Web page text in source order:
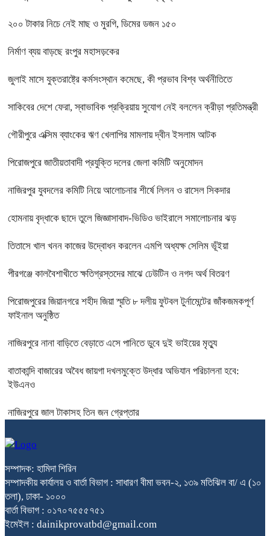
২০০ টাকার নিচে নেই মাছ ও মুরগি, ডিমের ডজন ১৫০
নির্মাণ ব্যয় বাড়ছে রংপুর মহাসড়কের
জুলাই মাসে যুক্তরাষ্ট্রে কর্মসংস্থান কমেছে, কী প্রভাব বিশ্ব অর্থনীতিতে
সাকিবের দেশে ফেরা, স্বাভাবিক প্রক্রিয়ায় সুযোগ নেই বললেন ক্রীড়া প্রতিমন্ত্রী
গৌরীপুরে এক্সিম ব্যাংকের ঋণ খেলাপির মামলায় দ্বীন ইসলাম আটক
পিরোজপুরে জাতীয়তাবাদী প্রযুক্তি দলের জেলা কমিটি অনুমোদন
নাজিরপুর যুবদলের কমিটি নিয়ে আলোচনার শীর্ষে লিলন ও রাসেল সিকদার
হোমনায় বৃদ্ধাকে ছাদে তুলে জিজ্ঞাসাবাদ-ভিডিও ভাইরালে সমালোচনার ঝড়
তিতাসে খাল খনন কাজের উদ্বোধন করলেন এমপি অধ্যক্ষ সেলিম ভূঁইয়া
পীরগঞ্জে কালবৈশাখীতে ক্ষতিগ্রস্তদের মাঝে ঢেউটিন ও নগদ অর্থ বিতরণ
পিরোজপুরের জিয়ানগরে শহীদ জিয়া স্মৃতি ৮ দলীয় ফুটবল টুর্নামেন্টের জাঁকজমকপূর্ণ
ফাইনাল অনুষ্ঠিত
নাজিরপুরে নানা বাড়িতে বেড়াতে এসে পানিতে ডুবে দুই ভাইয়ের মৃত্যু
বাতাকান্দি বাজারের অবৈধ জায়গা দখলমুক্তে উদ্ধার অভিযান পরিচালনা হবে:
ইউএনও
নাজিরপুরে জাল টাকাসহ তিন জন গ্রেপ্তার
সম্পাদক: হামিদা শিরিন
সম্পাদকীয় কার্যালয় ও বার্তা বিভাগ : সাধারণ বীমা ভবন-২, ১৩৯ মতিঝিল বা/ এ (১০
তলা), ঢাকা- ১০০০
বার্তা বিভাগ : ০১৭০৭৫৫৫৭৫১
ইমেইল : dainikprovatbd@gmail.com